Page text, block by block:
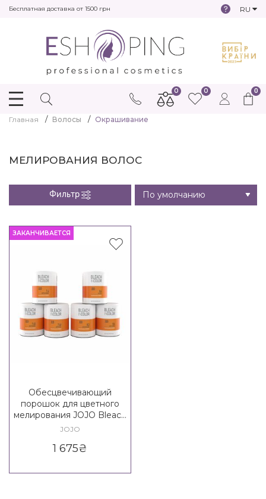
Бесплатная доставка от 1500 грн RU
0
0 0
Главная Волосы Окрашивание
МЕЛИРОВАНИЯ ВОЛОС
Фильтр
ЗАКАНЧИВАЕТСЯ
Обесцвечивающий
порошок для цветного
мелирования JOJO Bleach
In Color Bleach Powder
JOJO
1 675₴